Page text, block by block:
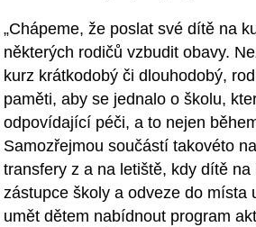
„Chápeme, že poslat své dítě na
některých rodičů vzbudit obavy.
kurz krátkodobý či dlouhodobý,
paměti, aby se jednalo o školu,
odpovídající péči, a to nejen
Samozřejmou součástí takovéto
transfery z a na letiště, kdy dítě
zástupce školy a odveze do místa
umět dětem nabídnout program